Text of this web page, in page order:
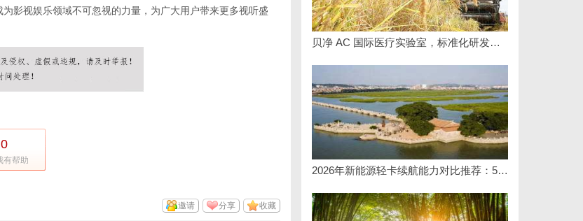
影视娱乐领域不可忽视的力量，为广大用户带来更多视听盛
0
有帮助
收藏
分享
邀请
贝净 AC 国际医疗实验室，标准化研发体系全解析
2026年新能源轻卡续航能力对比推荐：5大主流平台三维解析